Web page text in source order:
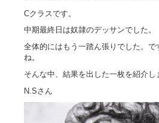
Cクラスです。
中期最終日は奴隷のデッサンでした。
全体的にはもう一踏ん張りでした。
ね。
そんな中、結果を出した一枚を紹介し
N.Sさん